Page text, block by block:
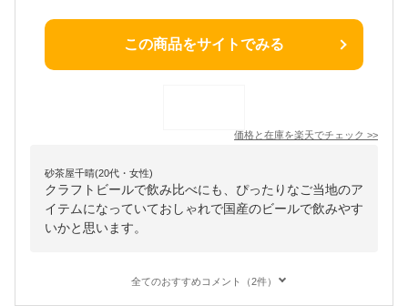
この商品をサイトでみる
価格と在庫を楽天でチェック >>
砂茶屋千晴(20代・女性)
クラフトビールで飲み比べにも、ぴったりなご当地のア
イテムになっていておしゃれで国産のビールで飲みやす
いかと思います。
全てのおすすめコメント（2件）